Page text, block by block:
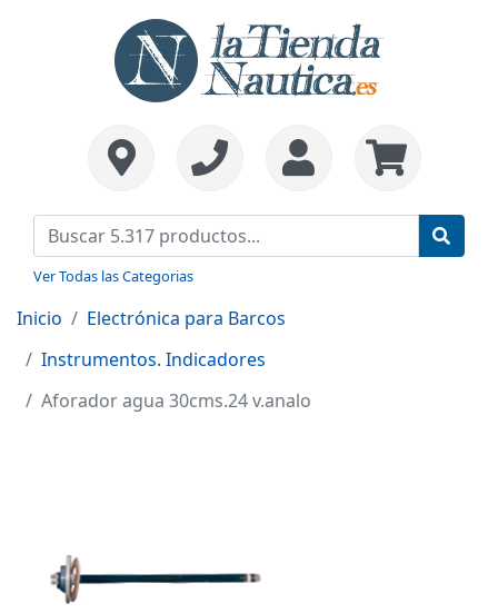
Ver Todas las Categorias
Inicio
Electrónica para Barcos
Instrumentos. Indicadores
Aforador agua 30cms.24 v.analo